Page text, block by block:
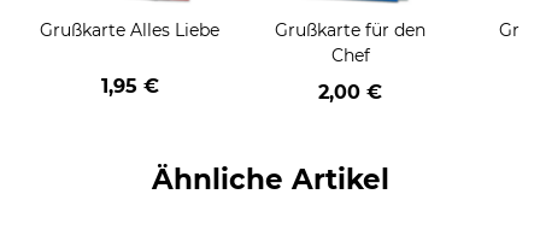
Grußkarte Alles Liebe
1,95 €
Grußkarte für den
Chef
2,00 €
Ähnliche Artikel